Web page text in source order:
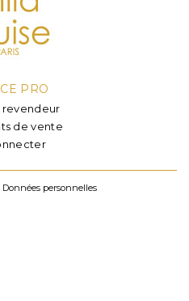
PRO
revendeur
de vente
Données personnelles